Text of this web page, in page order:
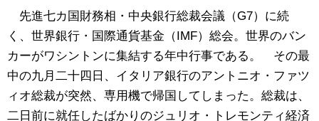
先進七カ国財務相・中央銀行総裁会議（G7）に続
く、世界銀行・国際通貨基金（IMF）総会。世界のバン
カーがワシントンに集結する年中行事である。 その最
中の九月二十四日、イタリア銀行のアントニオ・ファツ
ィオ総裁が突然、専用機で帰国してしまった。総裁は、
二日前に就任したばかりのジュリオ・トレモンティ経済